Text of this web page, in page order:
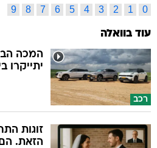
0
1
2
3
4
5
6
7
8
9
עוד בוואלה
רכב
המכה
יתייקרו
זוגות
הזאת.